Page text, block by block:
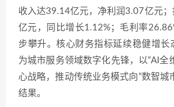
收入达39.14亿元，净利润3.07亿元
亿元，同比增长1.12%；毛利率
步攀升。核心财务指标延续稳健增长
为城市服务领域数字化先锋，以“AI全
心战略，推动传统业务模式向“数智城
结果。